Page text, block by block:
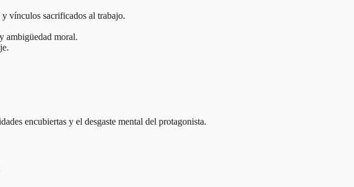
vínculos sacrificados al trabajo.
ambigüedad moral.
encubiertas y el desgaste mental del protagonista.